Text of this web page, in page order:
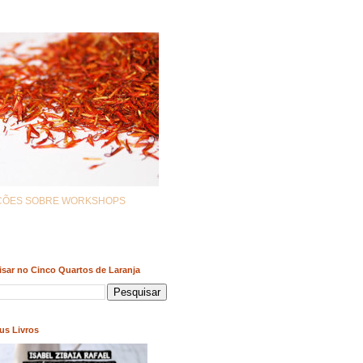
SOBRE WORKSHOPS
no Cinco Quartos de Laranja
Livros